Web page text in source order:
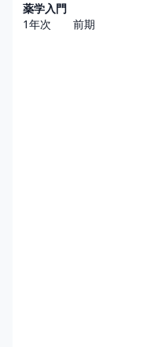
薬学入門
1年次 前期